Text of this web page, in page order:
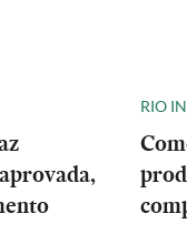
RIO